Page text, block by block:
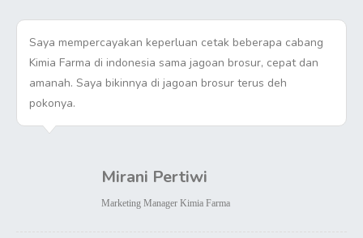
Saya mempercayakan keperluan cetak beberapa cabang
Kimia Farma di indonesia sama jagoan brosur, cepat dan
amanah. Saya bikinnya di jagoan brosur terus deh
pokonya.
Mirani Pertiwi
Marketing Manager Kimia Farma